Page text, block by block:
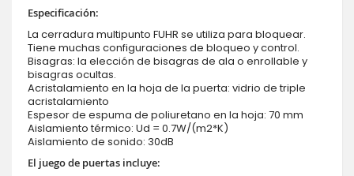
Especificación:
La cerradura multipunto FUHR se utiliza para bloquear.
Tiene muchas configuraciones de bloqueo y control.
Bisagras: la elección de bisagras de ala o enrollable y
bisagras ocultas.
Acristalamiento en la hoja de la puerta: vidrio de triple
acristalamiento
Espesor de espuma de poliuretano en la hoja: 70 mm
Aislamiento térmico: Ud = 0.7W/(m2*K)
Aislamiento de sonido: 30dB
El juego de puertas incluye: